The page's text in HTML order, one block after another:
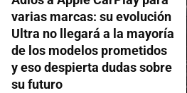
varias marcas: su evolución
Ultra no llegará a la mayoría
de los modelos prometidos
y eso despierta dudas sobre
su futuro